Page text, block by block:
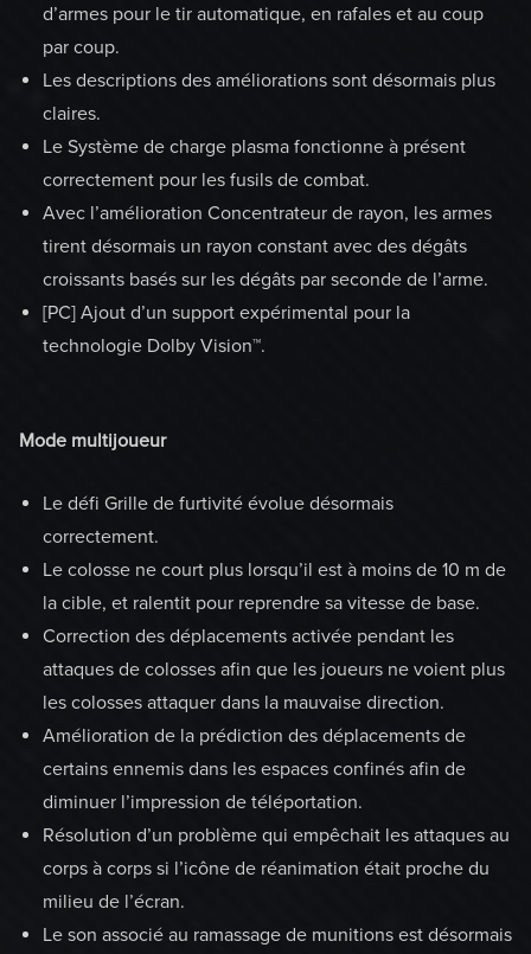
d’armes pour le tir automatique, en rafales et au coup
par coup.
Les descriptions des améliorations sont désormais plus
claires.
Le Système de charge plasma fonctionne à présent
correctement pour les fusils de combat.
Avec l’amélioration Concentrateur de rayon, les armes
tirent désormais un rayon constant avec des dégâts
croissants basés sur les dégâts par seconde de l’arme.
[PC] Ajout d’un support expérimental pour la
technologie Dolby Vision™.
Mode multijoueur
Le défi Grille de furtivité évolue désormais
correctement.
Le colosse ne court plus lorsqu’il est à moins de 10 m de
la cible, et ralentit pour reprendre sa vitesse de base.
Correction des déplacements activée pendant les
attaques de colosses afin que les joueurs ne voient plus
les colosses attaquer dans la mauvaise direction.
Amélioration de la prédiction des déplacements de
certains ennemis dans les espaces confinés afin de
diminuer l’impression de téléportation.
Résolution d’un problème qui empêchait les attaques au
corps à corps si l’icône de réanimation était proche du
milieu de l’écran.
Le son associé au ramassage de munitions est désormais